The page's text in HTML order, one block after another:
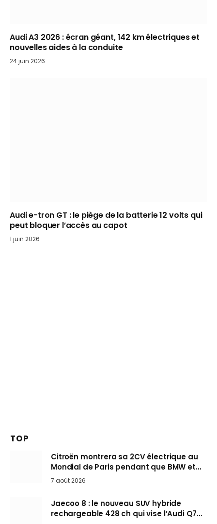
Audi A3 2026 : écran géant, 142 km électriques et
nouvelles aides à la conduite
24 juin 2026
Audi e-tron GT : le piège de la batterie 12 volts qui
peut bloquer l’accès au capot
1 juin 2026
TOP
Citroën montrera sa 2CV électrique au
Mondial de Paris pendant que BMW et
Mini désertent le salon
7 août 2026
Jaecoo 8 : le nouveau SUV hybride
rechargeable 428 ch qui vise l’Audi Q7